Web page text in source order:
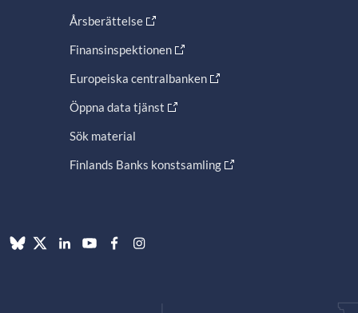
Årsberättelse
Finansinspektionen
Europeiska centralbanken
Öppna data tjänst
Sök material
Finlands Banks konstsamling